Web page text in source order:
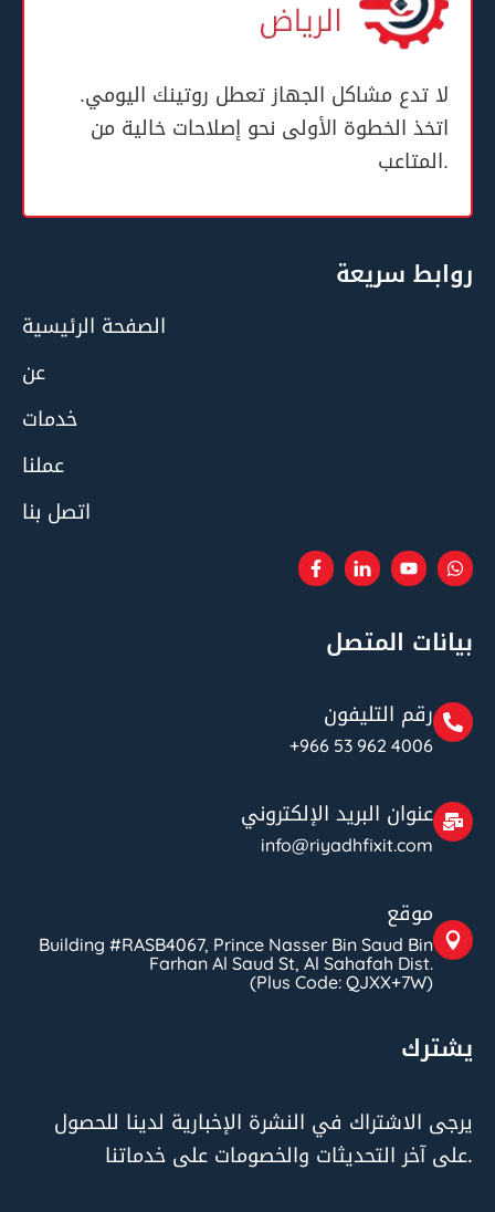
يشترك
يرجى الاشتراك في النشرة الإخبارية لدينا للحصول
على آخر التحديثات والخصومات على خدماتنا.
بيانات المتصل
رقم التليفون
+966 53 962 4006
عنوان البريد الإلكتروني
info@riyadhfixit.com
موقع
Building #RASB4067, Prince Nasser Bin Saud Bin
Farhan Al Saud St, Al Sahafah Dist.
(Plus Code: QJXX+7W)
روابط سريعة
الصفحة الرئيسية
عن
خدمات
عملنا
اتصل بنا
لا تدع مشاكل الجهاز تعطل روتينك اليومي.
اتخذ الخطوة الأولى نحو إصلاحات خالية من
المتاعب.